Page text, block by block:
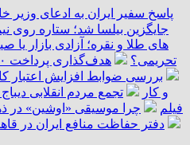
پاسخ سفیر ایران به ادعای وزیر
جایگزین بیلسا شد؛ ستاره روی
‌های طلا و نقره؛ آزادی بازار یا
تحریمی؟
هدف‌گذاری پرداخت ۳۰ هزار وام اشتغال تا پایان سال
بررسی ضوابط افزایش اعتبار
و کار
تجمع مردم انقلابی
فیلم
چرا موسیقی «اوشین» در
دفتر حفاظت منافع ایران در